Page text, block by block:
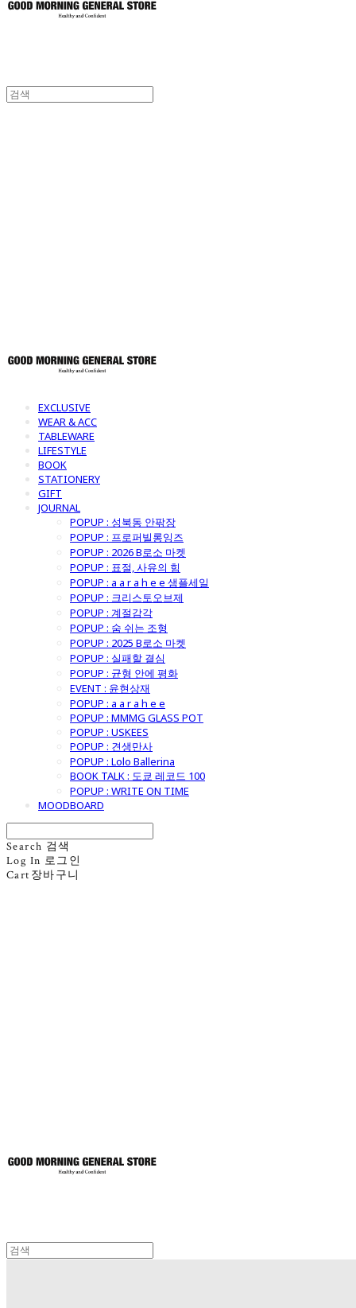
EXCLUSIVE
WEAR & ACC
TABLEWARE
LIFESTYLE
BOOK
STATIONERY
GIFT
JOURNAL
POPUP : 성북동 안팎장
POPUP : 프로퍼빌롱잉즈
POPUP : 2026 B로소 마켓
POPUP : 표절, 사유의 힘
POPUP : a a r a h e e 샘플세일
POPUP : 크리스토오브제
POPUP : 계절감각
POPUP : 숨 쉬는 조형
POPUP : 2025 B로소 마켓
POPUP : 실패할 결심
POPUP : 균형 안에 평화
EVENT : 윤현상재
POPUP : a a r a h e e
POPUP : MMMG GLASS POT
POPUP : USKEES
POPUP : 견생만사
POPUP : Lolo Ballerina
BOOK TALK : 도쿄 레코드 100
POPUP : WRITE ON TIME
MOODBOARD
Search 검색
Log In 로그인
Cart 장바구니